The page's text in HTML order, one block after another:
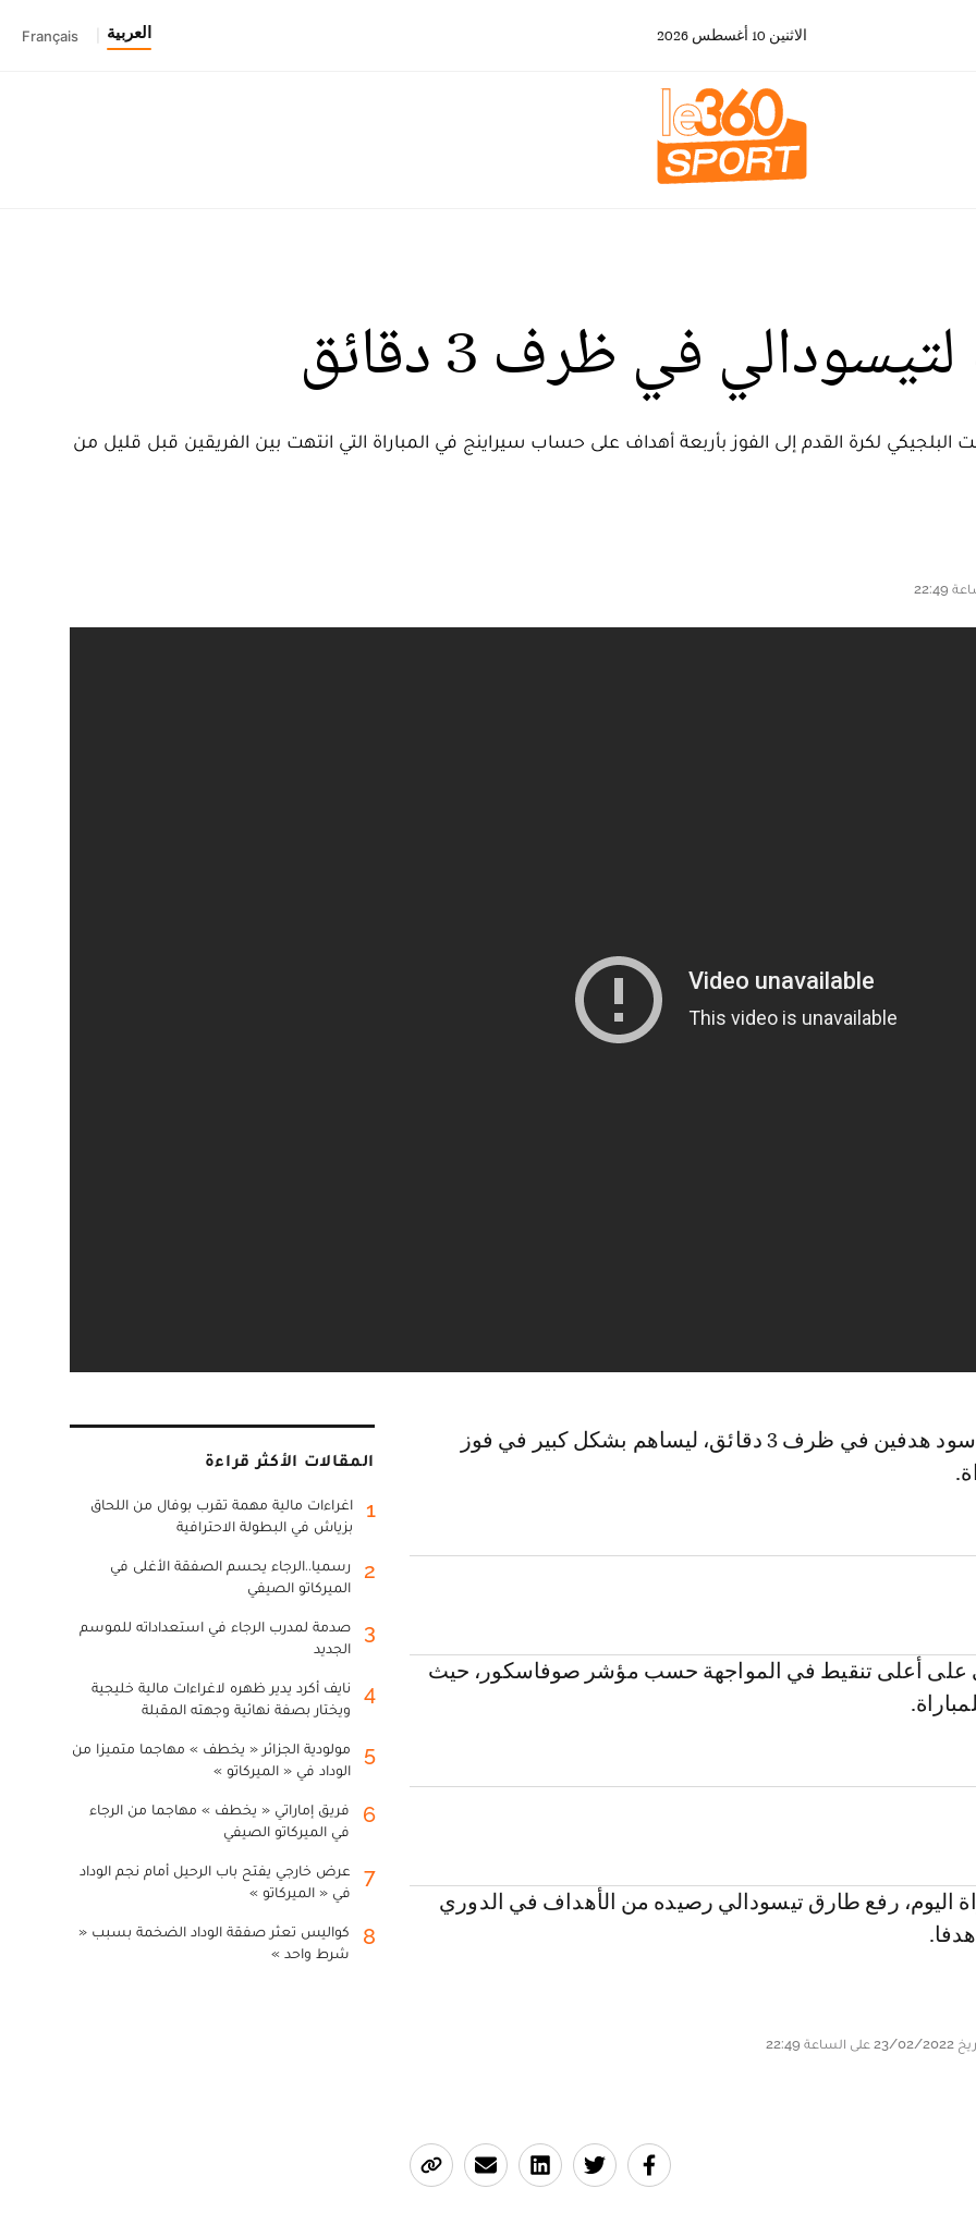
الاثنين 10 أغسطس 2026 العربية Français
في ظرف 3 دقائق
البلجيكي لكرة القدم إلى الفوز بأربعة أهداف على حساب سيراينج في المباراة التي انتهت بين الفريقين قبل قليل من
على أعلى تنقيط في المواجهة حسب مؤشر صوفاسكور، حيث
اليوم، رفع طارق تيسودالي رصيده من الأهداف في الدوري
المقالات الأكثر قراءة
1
اغراءات مالية مهمة تقرب بوفال من اللحاق
بزياش في البطولة الاحترافية
2
رسميا..الرجاء يحسم الصفقة الأغلى في
الميركاتو الصيفي
3
صدمة لمدرب الرجاء في استعداداته للموسم
الجديد
4
نايف أكرد يدير ظهره لاغراءات مالية خليجية
ويختار بصفة نهائية وجهته المقبلة
5
مولودية الجزائر « يخطف » مهاجما متميزا من
الوداد في « الميركاتو »
6
فريق إماراتي « يخطف » مهاجما من الرجاء
في الميركاتو الصيفي
7
عرض خارجي يفتح باب الرحيل أمام نجم الوداد
في « الميركاتو »
8
كواليس تعثر صفقة الوداد الضخمة بسبب «
شرط واحد »